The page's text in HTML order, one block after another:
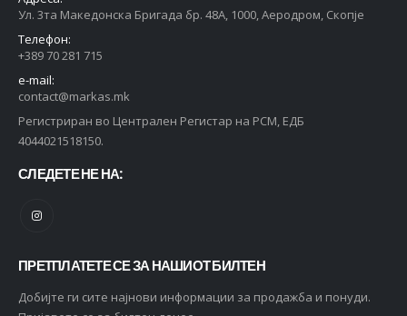
Ул. 3та Македонска Бригада бр. 48А, 1000, Аеродром, Скопје
Телефон:
+389 70 281 715
e-mail:
contact@markas.mk
Регистриран во Централен Регистар на РСМ, ЕДБ
4044021518150.
СЛЕДЕТЕ НЕ НА:
ПРЕТПЛАТЕТЕ СЕ ЗА НАШИОТ БИЛТЕН
Добијте ги сите најнови информации за продажба и понуди.